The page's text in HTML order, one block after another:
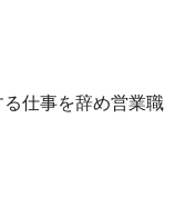
事を辞め営業職